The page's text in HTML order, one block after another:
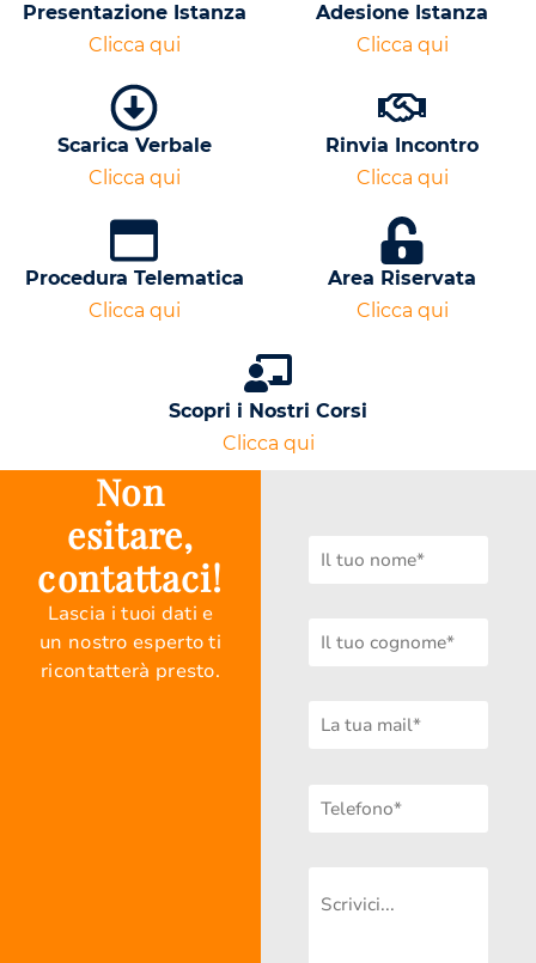
Presentazione Istanza
Clicca qui
Adesione Istanza
Clicca qui
Scarica Verbale
Clicca qui
Rinvia Incontro
Clicca qui
Procedura Telematica
Clicca qui
Area Riservata
Clicca qui
Scopri i Nostri Corsi
Clicca qui
Non
esitare,
contattaci!
Lascia i tuoi dati e
un nostro esperto ti
ricontatterà presto.